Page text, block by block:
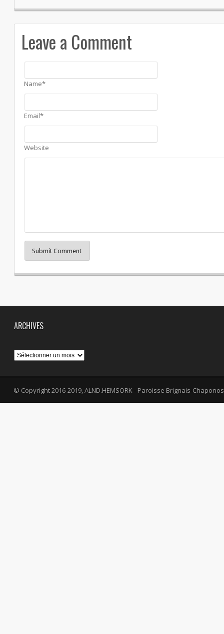
Leave a Comment
Name*
Email*
Website
Submit Comment
ARCHIVES
Archives
© Copyright 2016-2019, ALND.HEMSORK - Paroisse Brignais-